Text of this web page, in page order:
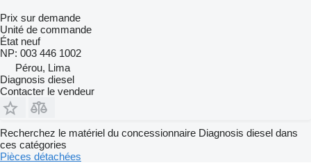
Prix sur demande
Unité de commande
État neuf
NP: 003 446 1002
Pérou, Lima
Diagnosis diesel
Contacter le vendeur
Recherchez le matériel du concessionnaire Diagnosis diesel dans
ces catégories
Pièces détachées